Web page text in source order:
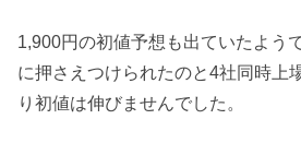
1,900円の初値予想も出ていたよう
に押さえつけられたのと4社同時上
り初値は伸びませんでした。